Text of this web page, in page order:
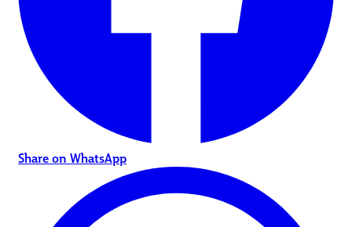
Share on WhatsApp